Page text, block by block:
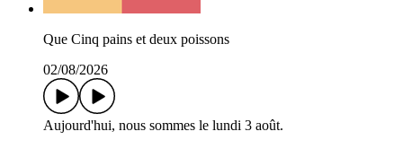
Que Cinq pains et deux poissons
02/08/2026
Aujourd'hui, nous sommes le lundi 3 août.